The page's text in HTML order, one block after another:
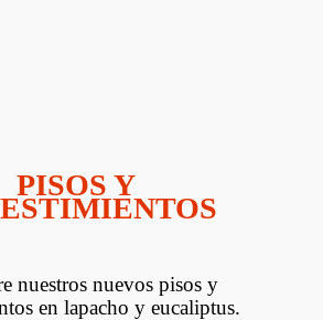
PISOS Y
nuestros nuevos pisos y
en lapacho y eucaliptus.